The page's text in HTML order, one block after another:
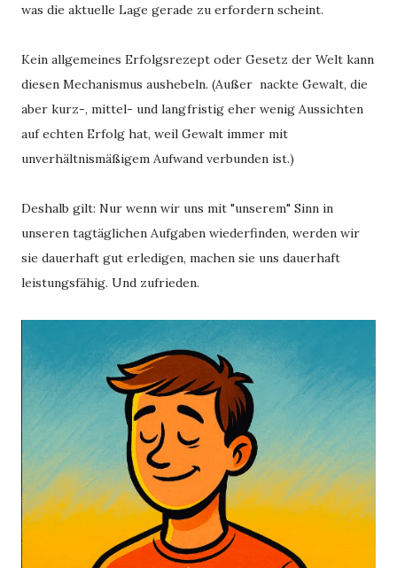
was die aktuelle Lage gerade zu erfordern scheint.
Kein allgemeines Erfolgsrezept oder Gesetz der Welt kann
diesen Mechanismus aushebeln. (Außer nackte Gewalt, die
aber kurz-, mittel- und langfristig eher wenig Aussichten
auf echten Erfolg hat, weil Gewalt immer mit
unverhältnismäßigem Aufwand verbunden ist.)
Deshalb gilt: Nur wenn wir uns mit "unserem" Sinn in
unseren tagtäglichen Aufgaben wiederfinden, werden wir
sie dauerhaft gut erledigen, machen sie uns dauerhaft
leistungsfähig. Und zufrieden.